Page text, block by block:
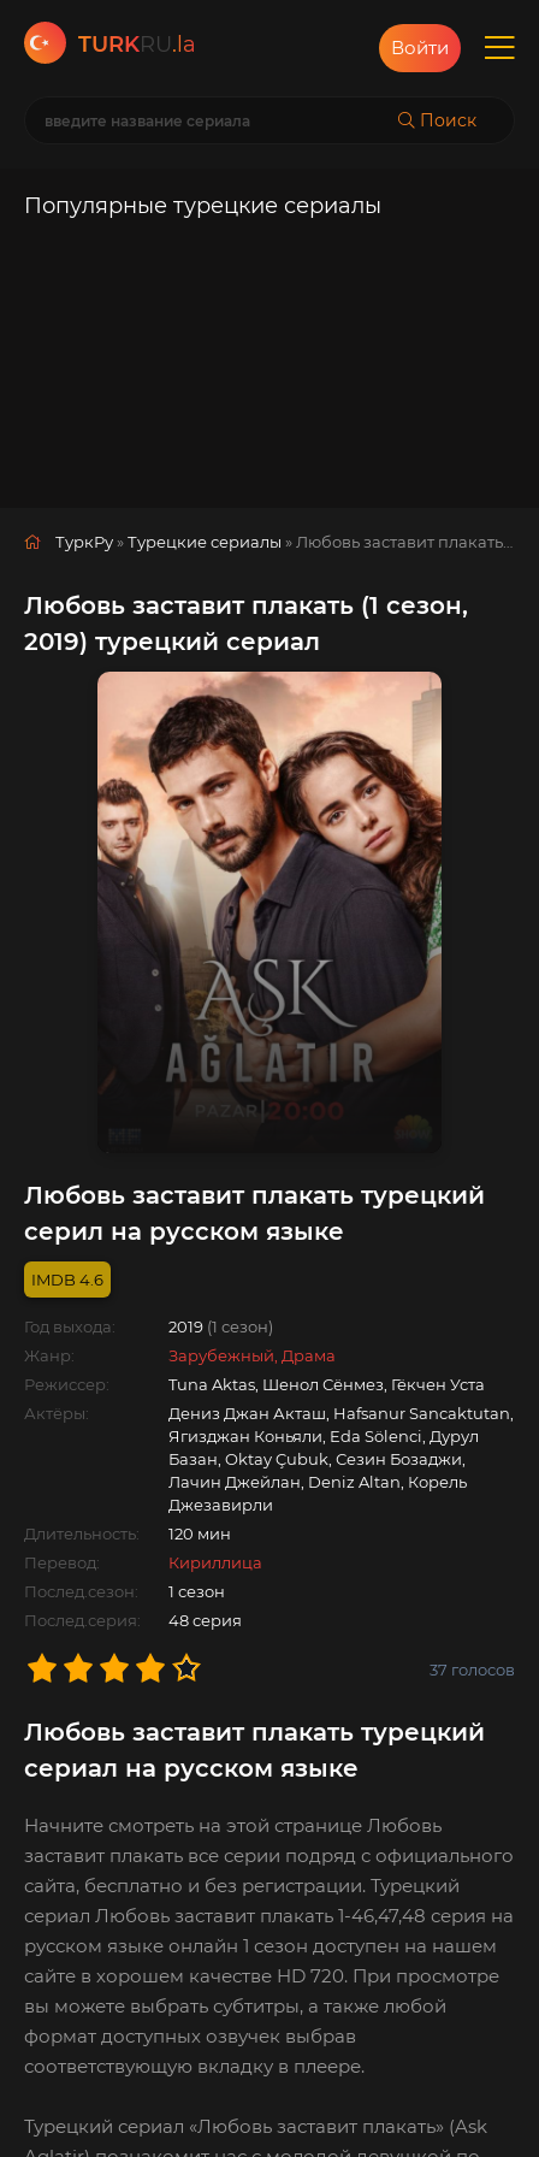
TURKRU.la
Поиск
Войти
Популярные турецкие сериалы
ТуркРу »Турецкие сериалы » Любовь заставит плакать
Любовь заставит плакать (1 сезон,
2019) турецкий сериал
Любовь заставит плакать турецкий
серил на русском языке
4.6
Год выхода: 2019 (1 сезон)
Жанр:
Зарубежный, Драма
Режиссер:
Tuna Aktas, Шенол Сёнмез, Гёкчен Уста
Актёры:
Дениз Джан Акташ, Hafsanur Sancaktutan,
Ягизджан Коньяли, Eda Sölenci, Дурул
Базан, Oktay Çubuk, Сезин Бозаджи,
Лачин Джейлан, Deniz Altan, Корель
Джезавирли
Длительность:
120 мин
Перевод:
Кириллица
Послед.сезон:
1 сезон
Послед.серия:
48 серия
37 голосов
Любовь заставит плакать турецкий
сериал на русском языке
Начните смотреть на этой странице Любовь
заставит плакать все серии подряд с официального
сайта, бесплатно и без регистрации. Турецкий
сериал Любовь заставит плакать 1-46,47,48 серия на
русском языке онлайн 1 сезон доступен на нашем
сайте в хорошем качестве HD 720. При просмотре
вы можете выбрать субтитры, а также любой
формат доступных озвучек выбрав
соответствующую вкладку в плеере.
Турецкий сериал «Любовь заставит плакать» (Ask